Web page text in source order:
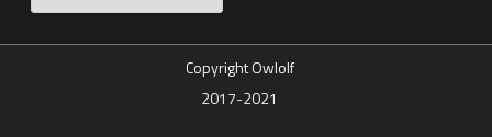
Copyright Owlolf
2017-2021